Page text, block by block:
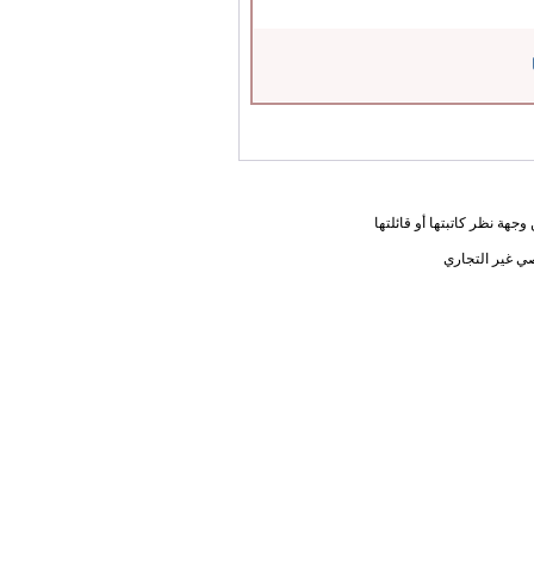
نظر كاتبتها أو قائلتها
غير التجاري